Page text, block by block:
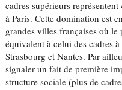
cadres supérieurs
à Paris. Cette domination est
grandes villes françaises où
équivalent à celui des cadres
Strasbourg et Nantes. Par
signaler un fait de première
structure sociale (plus de